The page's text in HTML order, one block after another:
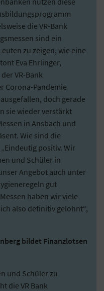
die VR-Bank
sind ein
zu zeigen, wie eine
Eva Ehrlinger,
VR-Bank
Corona-Pandemie
doch gerade
sie wieder verstärkt
in Ansbach und
Wie sind die
positiv. Wir
und Schüler in
Angebot auch unter
gut
haben wir viele
also definitiv gelohnt“,
bildet Finanzlotsen
und Schüler zu
die VR Bank